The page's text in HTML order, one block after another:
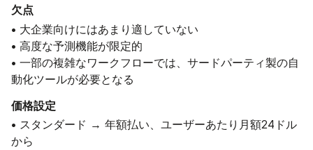
欠点
• 大企業向けにはあまり適していない
• 高度な予測機能が限定的
• 一部の複雑なワークフローでは、サードパーティ製の自
動化ツールが必要となる
価格設定
• スタンダード → 年額払い、ユーザーあたり月額24ドル
から